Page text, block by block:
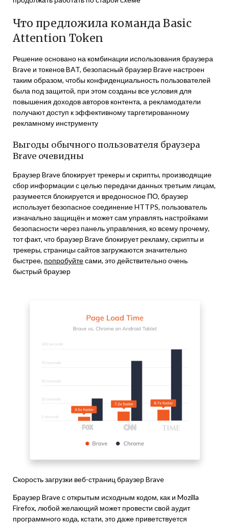
Что предложила команда Basic
Attention Token
Решение основано на комбинации использования браузера
Brave и токенов BAT, безопасный браузер Brave настроен
таким образом, чтобы конфиденциальность пользователей
была под защитой, при этом созданы все условия для
повышения доходов авторов контента, а рекламодатели
получают доступ к эффективному таргетированному
рекламному инструменту
Выгоды обычного пользователя браузера
Brave очевидны
Браузер Brave блокирует трекеры и скрипты, производящие
сбор информации с целью передачи данных третьим лицам,
разумеется блокируется и вредоносное ПО, браузер
использует безопасное соединение HTTPS, пользователь
изначально защищён и может сам управлять настройками
безопасности через панель управления, ко всему прочему,
тот факт, что браузер Brave блокирует рекламу, скрипты и
трекеры, страницы сайтов загружаются значительно
быстрее, попробуйтесами, это действительно очень
быстрый браузер
Скорость загрузки веб-страниц браузер Brave
Браузер Brave с открытым исходным кодом, как и Mozilla
Firefox, любой желающий может провести свой аудит
программного кода, кстати, это даже приветствуется